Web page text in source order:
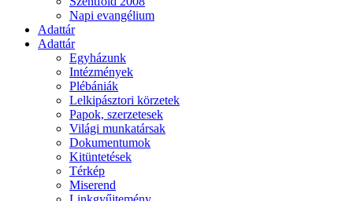
Napi evangélium
Adattár
Adattár
Egyházunk
Intézmények
Plébániák
Lelkipásztori körzetek
Papok, szerzetesek
Világi munkatársak
Dokumentumok
Kitüntetések
Térkép
Miserend